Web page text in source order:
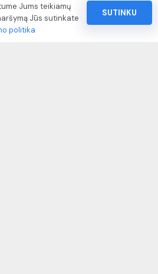
politika
Jums teikiamų
Jūs sutinkate
politika
SUTINKU